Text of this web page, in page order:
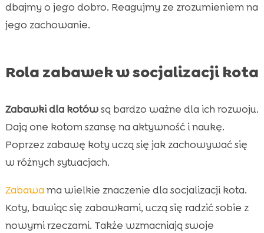
dbajmy o jego dobro. Reagujmy ze zrozumieniem na
jego zachowanie.
Rola zabawek w socjalizacji kota
Zabawki dla kotówsą bardzo ważne dla ich rozwoju.
Dają one kotom szansę na aktywność i naukę.
Poprzez zabawę koty uczą się jak zachowywać się
w różnych sytuacjach.
Zabawa ma wielkie znaczenie dla socjalizacji kota.
Koty, bawiąc się zabawkami, uczą się radzić sobie z
nowymi rzeczami. Także wzmacniają swoje